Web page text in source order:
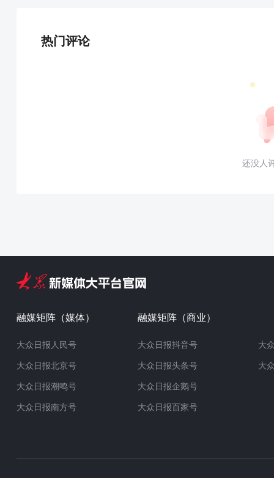
热门评论
还没人
融媒矩阵（媒体）
大众日报人民号
大众日报北京号
大众日报潮鸣号
大众日报南方号
融媒矩阵（商业）
大众日报抖音号
大众日报头条号
大众日报企鹅号
大众日报百家号
大
大